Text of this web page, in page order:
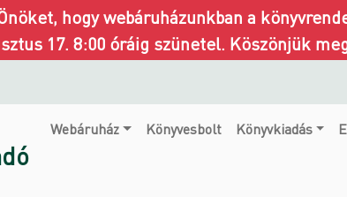
hogy webáruházunkban a
17. 8:00 óráig szünetel. Köszönjük
Webáruház Könyvesbolt Könyvkiadás